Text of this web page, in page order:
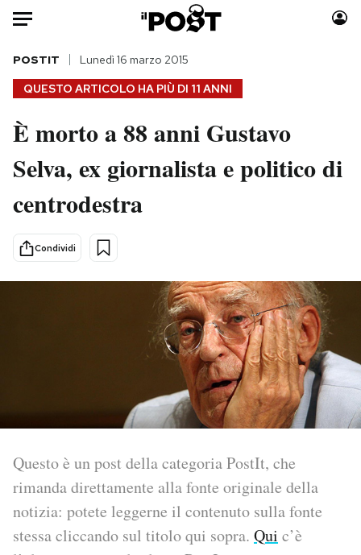
Auto
HOME
Italia
Politica
Tecnologia
Scienza
Moda
Consumismi
Altrecose
Mondiali calcio 2026
QUESTO ARTICOLO HA PIÙ DI 11 ANNI
POSTIT Lunedì 16 marzo 2015
È morto a 88 anni Gustavo
Selva, ex giornalista e politico di
centrodestra
Condividi
Questo è un post della categoria PostIt, che
rimanda direttamente alla fonte originale della
notizia: potete leggerne il contenuto sulla fonte
stessa cliccando sul titolo qui sopra. Qui c’è